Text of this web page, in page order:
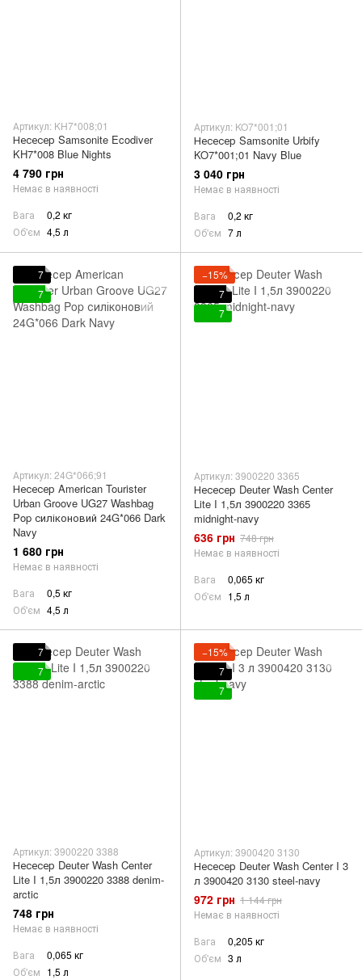
Артикул: KH7*008;01
Несесер Samsonite Ecodiver
KH7*008 Blue Nights
4 790 грн
Немає в наявності
Вага
0,2 кг
Об'єм 4,5 л
Артикул: KO7*001;01
Несесер Samsonite Urbify
KO7*001;01 Navy Blue
3 040 грн
Немає в наявності
Вага
0,2 кг
Об'єм 7 л
7
7
Артикул: 24G*066;91
Несесер American Tourister
Urban Groove UG27 Washbag
Pop силіконовий 24G*066 Dark
Navy
1 680 грн
Немає в наявності
Вага
0,5 кг
Об'єм 4,5 л
−15%
7
7
Артикул: 3900220 3365
Несесер Deuter Wash Center
Lite I 1,5л 3900220 3365
midnight-navy
636 грн 748 грн
Немає в наявності
Вага
0,065 кг
Об'єм 1,5 л
7
7
Артикул: 3900220 3388
Несесер Deuter Wash Center
Lite I 1,5л 3900220 3388 denim-
arctic
748 грн
Немає в наявності
Вага
0,065 кг
Об'єм 1,5 л
−15%
7
7
Артикул: 3900420 3130
Несесер Deuter Wash Center I 3
л 3900420 3130 steel-navy
972 грн 1 144 грн
Немає в наявності
Вага
0,205 кг
Об'єм 3 л